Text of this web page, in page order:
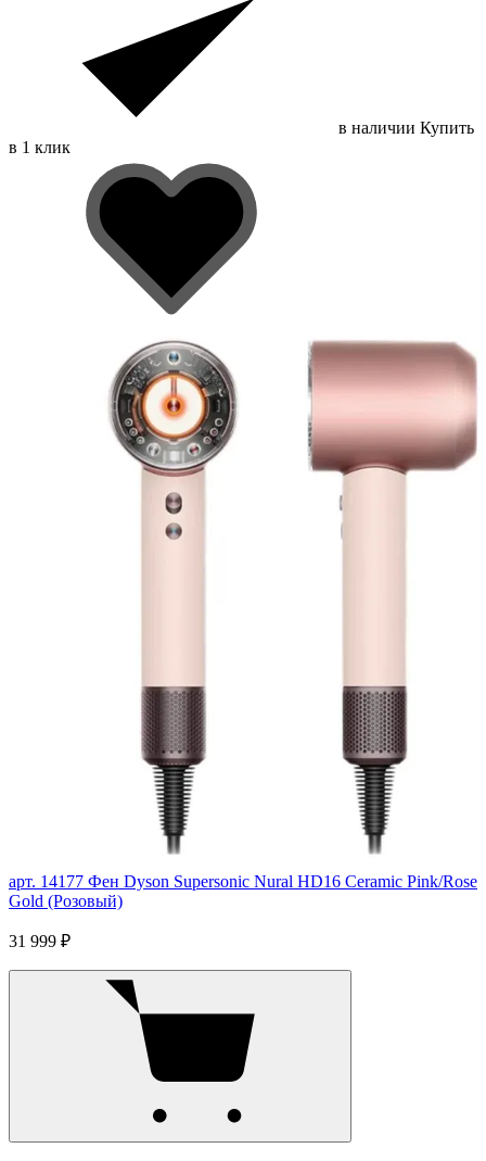
в наличии Купить
в 1 клик
арт. 14177 Фен Dyson Supersonic Nural HD16 Ceramic Pink/Rose
Gold (Розовый)
31 999 ₽